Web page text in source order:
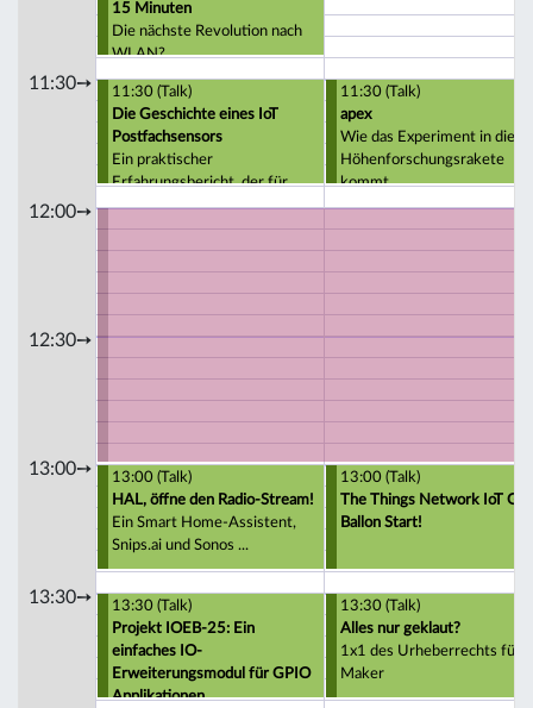
11:30➙
12:00➙
12:30➙
13:00➙
13:30➙
15 Minuten
Die nächste Revolution nach
WLAN?
11:30 (Talk)
Die Geschichte eines IoT
Postfachsensors
Ein praktischer
Erfahrungsbericht, der für
TheThingsNetwork Anfänger
ausgelegt ist.
11:30 (Talk)
apex
Wie das Experiment in die
Höhenforschungsrakete
kommt
13:00 (Talk)
HAL, öffne den Radio-Stream!
Ein Smart Home-Assistent,
Snips.ai und Sonos ...
13:00 (Talk)
The Things Network IoT
Ballon Start!
13:30 (Talk)
Projekt IOEB-25: Ein
einfaches IO-
Erweiterungsmodul für GPIO
Applikationen
13:30 (Talk)
Alles nur geklaut?
1x1 des Urheberrechts für
Maker